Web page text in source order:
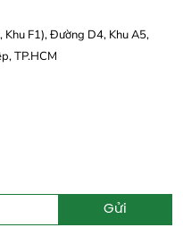
F1), Đường D4, Khu A5,
TP.HCM
Gửi